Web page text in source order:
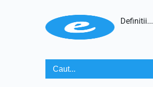
Definitii...